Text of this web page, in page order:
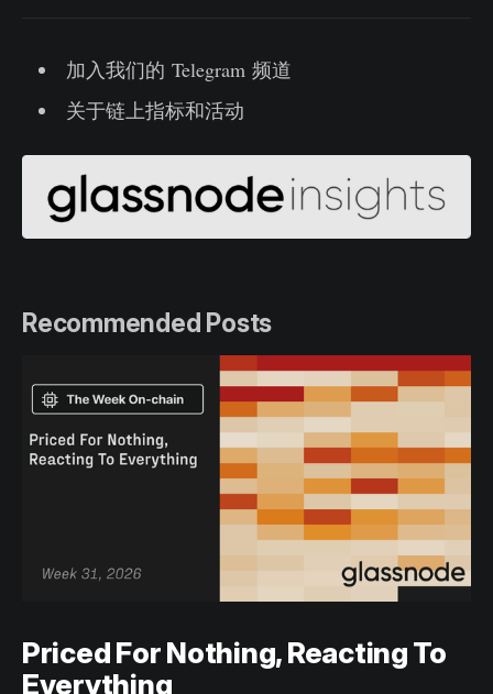
加入我们的 Telegram 频道
关于链上指标和活动
Recommended Posts
Priced For Nothing, Reacting To
Everything